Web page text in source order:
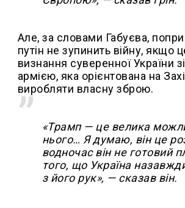
Але, за словами Габуєва,
путін не зупинить війну, якщо
визнання суверенної України
армією, яка орієнтована на
виробляти власну зброю.
«Трамп — це велика
нього… Я думаю, він це
водночас він не готовий
того, що Україна
з його рук», — сказав він.